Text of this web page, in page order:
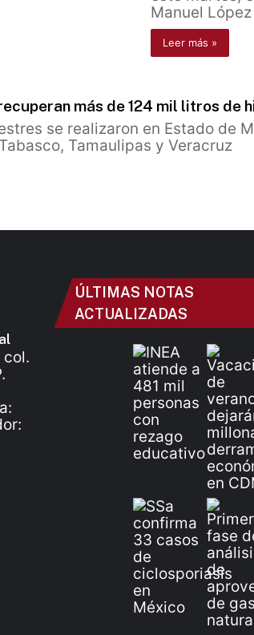
Manuel
Leer más »
más de 124 mil litros de
se realizaron en Estado de
Tamaulipas y Veracruz
col.
ÚLTIMAS NOTAS
ACTUALIZADAS